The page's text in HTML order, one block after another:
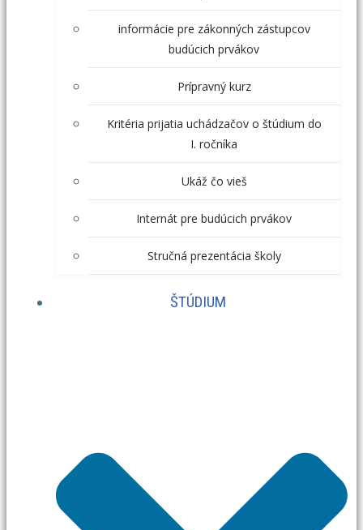
informácie pre zákonných zástupcov
budúcich prvákov
Prípravný kurz
Kritéria prijatia uchádzačov o štúdium do
I. ročníka
Ukáž čo vieš
Internát pre budúcich prvákov
Stručná prezentácia školy
ŠTÚDIUM